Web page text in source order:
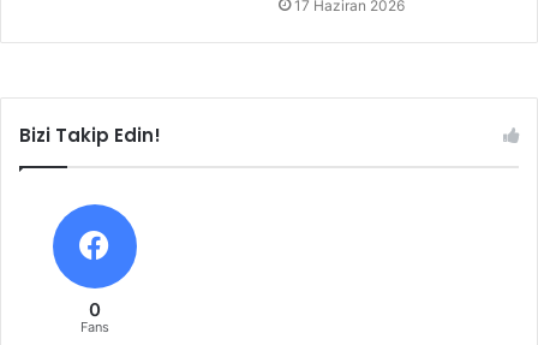
17 Haziran 2026
Bizi Takip Edin!
0
Fans